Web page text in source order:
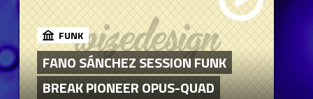
FUNK
FANO SÁNCHEZ SESSION FUNK
BREAK PIONEER OPUS-QUAD